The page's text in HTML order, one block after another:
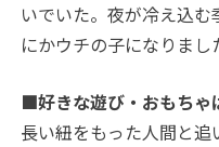
いでいた。夜が冷え込
にかウチの子になりまし
■好きな遊び・おもちゃ
長い紐をもった人間と追